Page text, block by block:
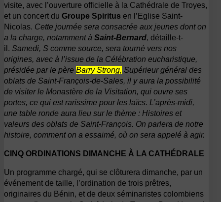
visite, avec l’ouverture officielle à la Cathédrale de Troyes,
et un concert du Groupe Spiritus en l’Eglise Saint-
Nicolas. Cette journée sera consacrée aux jeunes dont on
a la charge, notamment à Saint-Bernard, détaille-t-
il. Samedi, S comme source, sera tourné vers nos
origines, avec à l’issue de la Célébration eucharistique,
présidée par le père Barry Strong, Supérieur général des
oblats de Saint-François-de-Sales, il y aura la possibilité
de visiter le Monastère de la Visitation, qui ouvre ses
portes, ce qui est rarissime pour les laïcs. L’après-midi,
une table ronde aura lieu sur le thème : Histoires et
valeurs des oblats de Saint-François. On parlera de notre
histoire, comment on a essaimé, où on sera appelé à agir.
CINQ ORDINATIONS DIMANCHE À LA CATHÉDRALE
Un programme chargé, qui se clôturera dimanche, par un
événement de taille, l’ordination de trois prêtres,
originaires du Bénin, et de deux séminaristes colombiens